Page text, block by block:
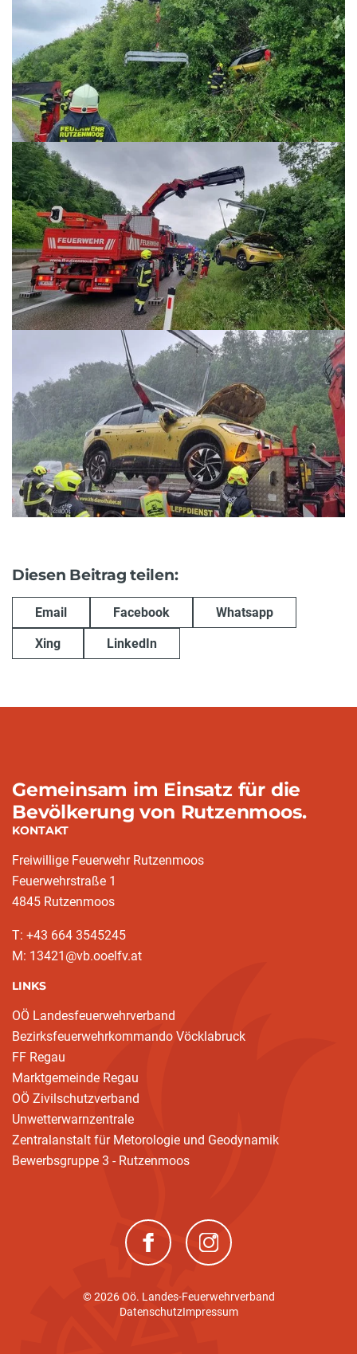
Diesen Beitrag teilen:
Email Facebook Whatsapp
Xing LinkedIn
Gemeinsam im Einsatz für die
Bevölkerung von Rutzenmoos.
KONTAKT
Freiwillige Feuerwehr Rutzenmoos
Feuerwehrstraße 1
4845 Rutzenmoos
T: +43 664 3545245
M: 13421@vb.ooelfv.at
LINKS
OÖ Landesfeuerwehrverband
Bezirksfeuerwehrkommando Vöcklabruck
FF Regau
Marktgemeinde Regau
OÖ Zivilschutzverband
Unwetterwarnzentrale
Zentralanstalt für Metorologie und Geodynamik
Bewerbsgruppe 3 - Rutzenmoos
(neues Fenster)(neues Fenster)
© 2026 Oö. Landes-Feuerwehrverband
DatenschutzImpressum